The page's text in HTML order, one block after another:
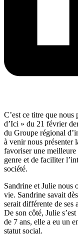
C’est ce titre que
d’Ici » du 21 février
du Groupe régional
à venir nous présenter
favoriser une meilleure
genre et de faciliter
société.
Sandrine et Julie nous
vie. Sandrine savait
serait différente de ses
De son côté, Julie
de 7 ans, elle a eu un
statut social.